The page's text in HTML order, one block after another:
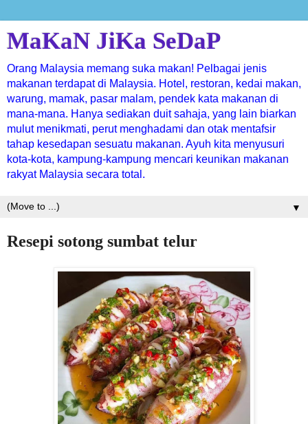
MaKaN JiKa SeDaP
Orang Malaysia memang suka makan! Pelbagai jenis
makanan terdapat di Malaysia. Hotel, restoran, kedai makan,
warung, mamak, pasar malam, pendek kata makanan di
mana-mana. Hanya sediakan duit sahaja, yang lain biarkan
mulut menikmati, perut menghadami dan otak mentafsir
tahap kesedapan sesuatu makanan. Ayuh kita menyusuri
kota-kota, kampung-kampung mencari keunikan makanan
rakyat Malaysia secara total.
▼
Resepi sotong sumbat telur